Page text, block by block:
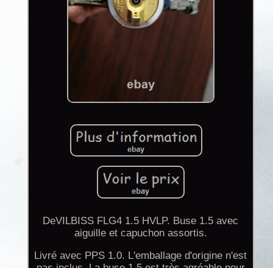
DeVILBISS FLG4 1.5 HVLP. Buse 1.5 avec
aiguille et capuchon assortis.
Livré avec PPS 1.0. L'emballage d'origine n'est